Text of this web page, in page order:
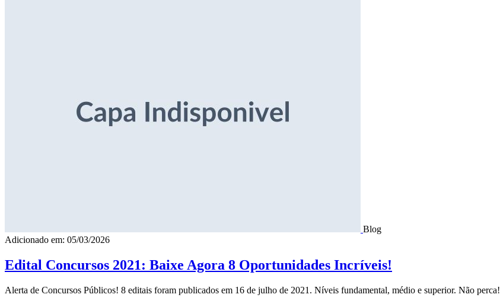
Blog
Adicionado em: 05/03/2026
Edital Concursos 2021: Baixe Agora 8 Oportunidades Incríveis!
Alerta de Concursos Públicos! 8 editais foram publicados em 16 de julho de 2021. Níveis fundamental, médio e superior. Não perca!